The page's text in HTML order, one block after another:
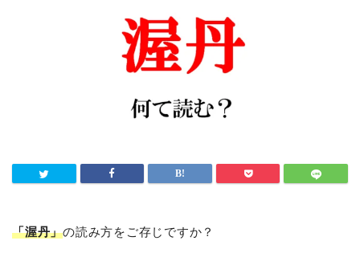
「渥丹」の読み方をご存じですか？